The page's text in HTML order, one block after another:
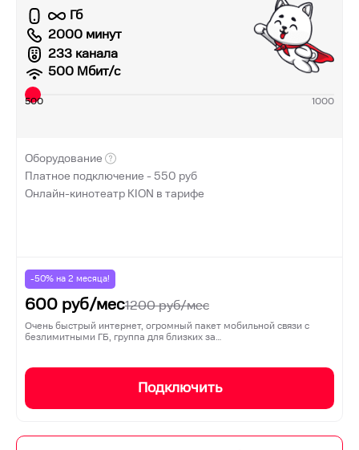
Гб
2000 минут
233 канала
500 Мбит/с
500 1000
Оборудование
Платное подключение -550 руб
Онлайн-кинотеатр KION в тарифе
-50% на 2 месяца!
600 руб/мес1200руб/мес
Очень быстрый интернет, огромный пакет мобильной связи с
безлимитными ГБ, группа для близких за…
Подключить